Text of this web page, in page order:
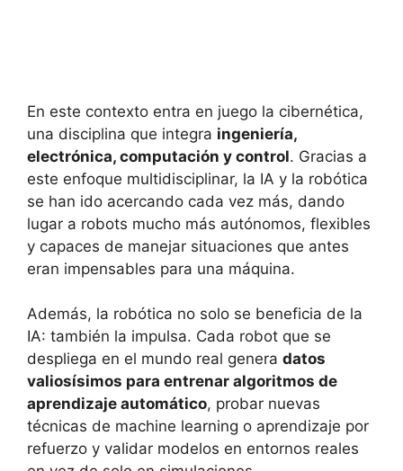
En este contexto entra en juego la cibernética,
una disciplina que integra ingeniería,
electrónica, computación y control. Gracias a
este enfoque multidisciplinar, la IA y la robótica
se han ido acercando cada vez más, dando
lugar a robots mucho más autónomos, flexibles
y capaces de manejar situaciones que antes
eran impensables para una máquina.
Además, la robótica no solo se beneficia de la
IA: también la impulsa. Cada robot que se
despliega en el mundo real genera datos
valiosísimos para entrenar algoritmos de
aprendizaje automático, probar nuevas
técnicas de machine learning o aprendizaje por
refuerzo y validar modelos en entornos reales